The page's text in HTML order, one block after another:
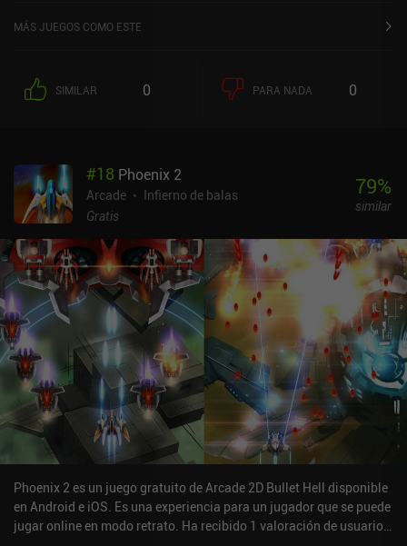
ya que no tratamos simplemente de evitar las balas, ¡sino de
nuestras naves para que disparen más balas, inflijan más daño,
lleven más bombas, etc. El juego se monetiza a través de la venta
MÁS JUEGOS COMO ESTE
SIMILAR 0 PARA NADA 0
#18 Phoenix 2
Arcade
Infierno de balas
Gratis
79%
similar
Phoenix 2 es un juego gratuito de Arcade 2D Bullet Hell disponible
en Android e iOS. Es una experiencia para un jugador que se puede
jugar online en modo retrato. Ha recibido 1 valoración de usuario